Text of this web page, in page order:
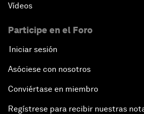
Vídeos
Participe en el Foro
Iniciar sesión
Asóciese con nosotros
Conviértase en miembro
Regístrese para recibir nuestras